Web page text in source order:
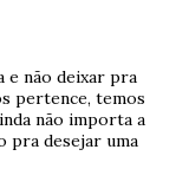
e não deixar pra
pertence, temos
não importa a
pra desejar uma